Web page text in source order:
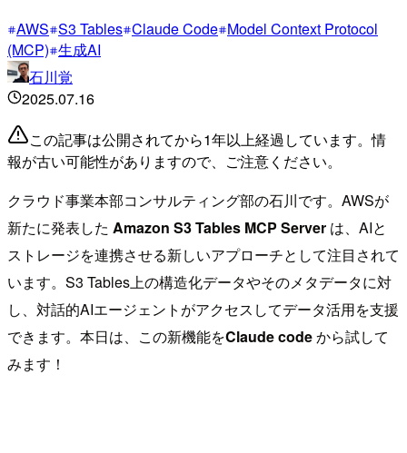
AWS S3 Tables Claude Code Model Context Protocol
(MCP) 生成AI
石川覚
2025.07.16
この記事は公開されてから1年以上経過しています。情
報が古い可能性がありますので、ご注意ください。
クラウド事業本部コンサルティング部の石川です。AWSが
新たに発表した Amazon S3 Tables MCP Server は、AIと
ストレージを連携させる新しいアプローチとして注目されて
います。S3 Tables上の構造化データやそのメタデータに対
し、対話的AIエージェントがアクセスしてデータ活用を支援
できます。本日は、この新機能をClaude codeから試して
みます！